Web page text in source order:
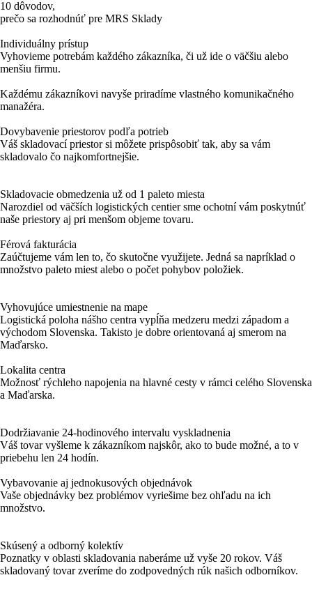
10 dôvodov,
prečo sa rozhodnúť pre MRS Sklady
Individuálny prístup
Vyhovieme potrebám každého zákazníka, či už ide o väčšiu alebo
menšiu firmu.
Každému zákazníkovi navyše priradíme vlastného komunikačného
manažéra.
Dovybavenie priestorov podľa potrieb
Váš skladovací priestor si môžete prispôsobiť tak, aby sa vám
skladovalo čo najkomfortnejšie.
Skladovacie obmedzenia už od 1 paleto miesta
Narozdiel od väčších logistických centier sme ochotní vám poskytnúť
naše priestory aj pri menšom objeme tovaru.
Férová fakturácia
Zaúčtujeme vám len to, čo skutočne využijete. Jedná sa napríklad o
množstvo paleto miest alebo o počet pohybov položiek.
Vyhovujúce umiestnenie na mape
Logistická poloha nášho centra vypĺňa medzeru medzi západom a
východom Slovenska. Takisto je dobre orientovaná aj smerom na
Maďarsko.
Lokalita centra
Možnosť rýchleho napojenia na hlavné cesty v rámci celého Slovenska
a Maďarska.
Dodržiavanie 24-hodinového intervalu vyskladnenia
Váš tovar vyšleme k zákazníkom najskôr, ako to bude možné, a to v
priebehu len 24 hodín.
Vybavovanie aj jednokusových objednávok
Vaše objednávky bez problémov vyriešime bez ohľadu na ich
množstvo.
Skúsený a odborný kolektív
Poznatky v oblasti skladovania naberáme už vyše 20 rokov. Váš
skladovaný tovar zveríme do zodpovedných rúk našich odborníkov.